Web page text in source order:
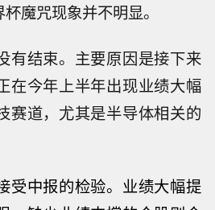
魔咒现象并不明显。
有结束。主要原因是接下来
在今年上半年出现业绩大幅
赛道，尤其是半导体相关的
受中报的检验。业绩大幅提